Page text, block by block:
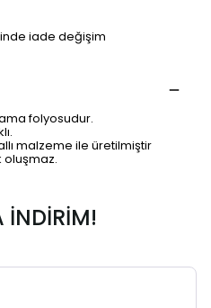
iade değişim
folyosudur.
malzeme ile üretilmiştir
oluşmaz.
İNDİRİM!